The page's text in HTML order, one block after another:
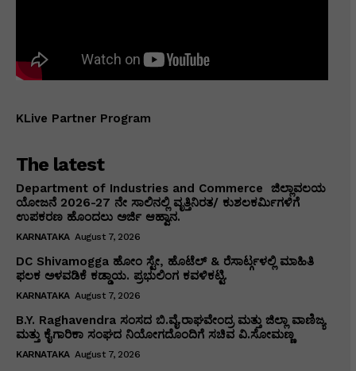
KLive Partner Program
The latest
Department of Industries and Commerce ಜಿಲ್ಲಾವಲಯ
ಯೋಜನೆ 2026-27 ನೇ ಸಾಲಿನಲ್ಲಿ ವೃತ್ತಿನಿರತ/ ಕುಶಲಕರ್ಮಿಗಳಿಗೆ
ಉಪಕರಣ ಹೊಂದಲು ಅರ್ಜಿ ಆಹ್ವಾನ.
KARNATAKA August 7, 2026
DC Shivamogga ಹೋಂ ಸ್ಟೇ, ಹೊಟೆಲ್ & ರೆಸಾರ್ಟ್ಗಳಲ್ಲಿ ಮಾಹಿತಿ
ಫಲಕ ಅಳವಡಿಕೆ ಕಡ್ಡಾಯ. ಪ್ರಭುಲಿಂಗ ಕವಳಿಕಟ್ಟಿ.
KARNATAKA August 7, 2026
B.Y. Raghavendra ಸಂಸದ ಬಿ.ವೈ.ರಾಘವೇಂದ್ರ ಮತ್ತು ಜಿಲ್ಲಾ ವಾಣಿಜ್ಯ
ಮತ್ತು ಕೈಗಾರಿಕಾ ಸಂಘದ ನಿಯೋಗದೊಂದಿಗೆ ಸಚಿವ ವಿ‌.ಸೋಮಣ್ಣ
KARNATAKA August 7, 2026